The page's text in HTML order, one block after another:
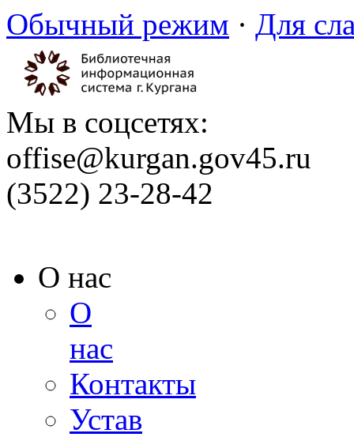
Обычный режим · Для
Мы в соцсетях:
offise@kurgan.gov45.ru
(3522) 23-28-42
О нас
О
нас
Контакты
Устав